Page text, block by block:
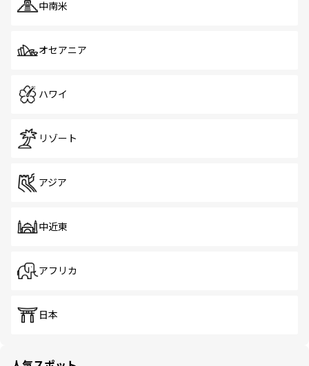
中南米
オセアニア
ハワイ
リゾート
アジア
中近東
アフリカ
日本